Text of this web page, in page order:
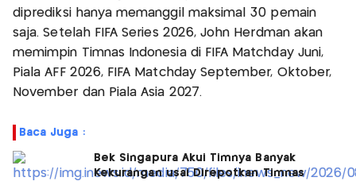
diprediksi hanya memanggil maksimal 30 pemain
saja. Setelah FIFA Series 2026, John Herdman akan
memimpin Timnas Indonesia di FIFA Matchday Juni,
Piala AFF 2026, FIFA Matchday September, Oktober,
November dan Piala Asia 2027.
Baca Juga :
Bek Singapura Akui Timnya Banyak
Kekurangan usai Direpotkan Timnas